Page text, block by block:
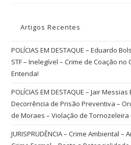
Artigos Recentes
POLÍCIAS EM DESTAQUE – Eduardo
STF – Inelegível – Crime de Coação no
Entenda!
POLÍCIAS EM DESTAQUE – Jair
Decorrência de Prisão Preventiva –
de Moraes – Violação de Tornozeleira
JURISPRUDÊNCIA – Crime Ambiental –